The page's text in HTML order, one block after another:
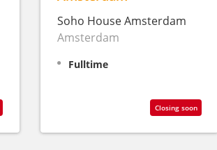
Soho House Amsterdam
Amsterdam
Fulltime
Closing soon